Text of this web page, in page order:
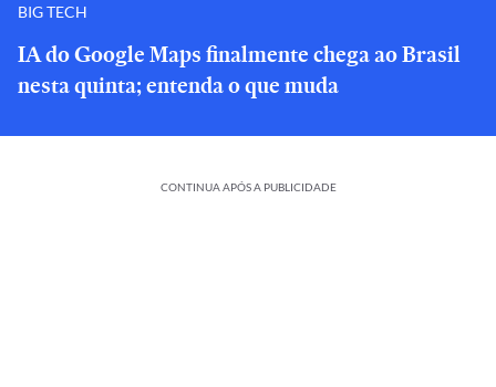
BIG TECH
IA do Google Maps finalmente chega ao Brasil
nesta quinta; entenda o que muda
CONTINUA APÓS A PUBLICIDADE